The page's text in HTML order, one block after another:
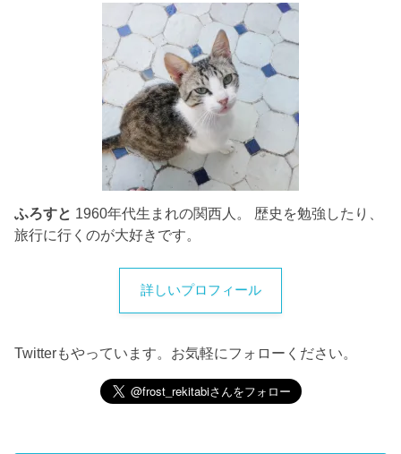
ふろすと 1960年代生まれの関西人。 歴史を勉強したり、
旅行に行くのが大好きです。
詳しいプロフィール
Twitterもやっています。お気軽にフォローください。